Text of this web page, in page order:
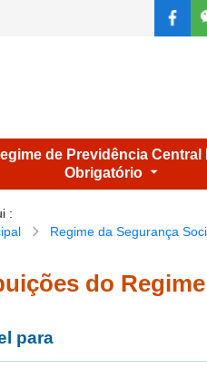
de Previdência Central
Obrigatório
:
Regime da Segurança
do
para